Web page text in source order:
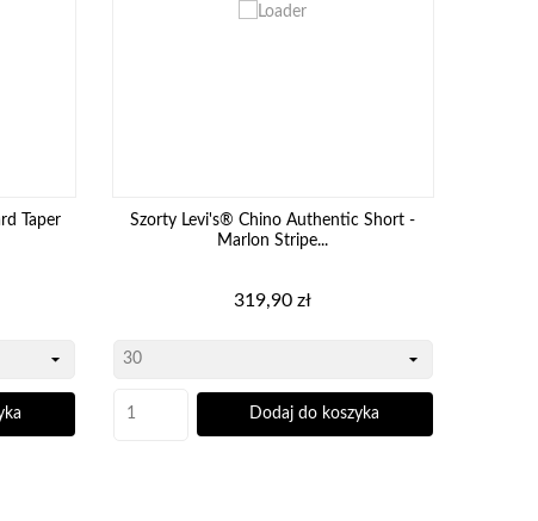
Taper
Szorty Levi's® Chino Authentic Short -
Marlon Stripe...
Cena
319,90 zł
Dodaj do koszyka